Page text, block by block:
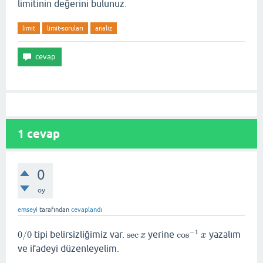
limitinin değerini bulunuz.
limit limit-soruları analiz
1 cevap
0
oy
emseyi tarafından cevaplandı
0/0
0/0 tipi belirsizliğimiz var.secx
secx yerinecos−1 x
cos−1x yazalım
ve ifadeyi düzenleyelim.